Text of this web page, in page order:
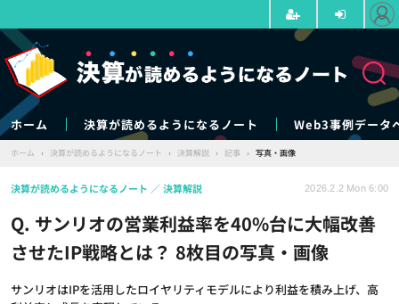
ホーム 決算が読めるようになるノート Web3事例データ
ホーム › 決算が読めるようになるノート › 決算解説 › 記事 › 写真・画像
Q. サンリオの営業利益率を40%台に大幅改善
させたIP戦略とは？ 8枚目の写真・画像
サンリオはIPを活用したロイヤリティモデルにより利益を積み上げ、高
決算が読めるようになるノート 決算解説 2026.2.2 Mon 6:00